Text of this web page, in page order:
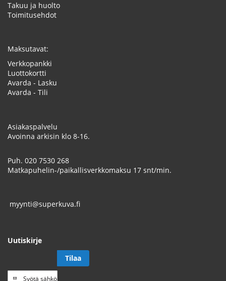
Takuu ja huolto
Toimitusehdot
Maksutavat:
Verkkopankki
Luottokortti
Avarda - Lasku
Avarda - Tili
Asiakaspalvelu
Avoinna arkisin klo 8-16.
Puh. 020 7530 268
Matkapuhelin-/paikallisverkkomaksu 17 snt/min.
myynti@superkuva.fi
Uutiskirje
Tilaa
Tilaa